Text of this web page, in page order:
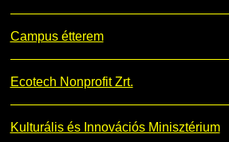
Campus étterem
Ecotech Nonprofit Zrt.
Kulturális és Innovációs Minisztérium